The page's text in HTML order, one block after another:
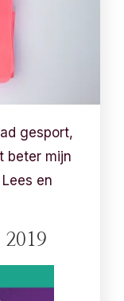
gesport,
beter mijn
en
2019